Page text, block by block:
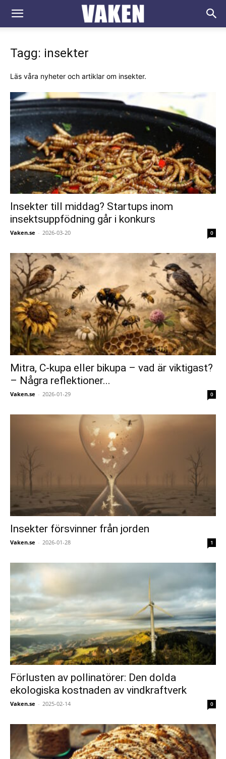
VAKEN.se
Tagg: insekter
Läs våra nyheter och artiklar om insekter.
Insekter till middag? Startups inom
insektsuppfödning går i konkurs
Vaken.se - 2026-03-20 0
Mitra, C-kupa eller bikupa – vad är viktigast?
– Några reflektioner...
Vaken.se - 2026-01-29 0
Insekter försvinner från jorden
Vaken.se - 2026-01-28 1
Förlusten av pollinatörer: Den dolda
ekologiska kostnaden av vindkraftverk
Vaken.se - 2025-02-14 0